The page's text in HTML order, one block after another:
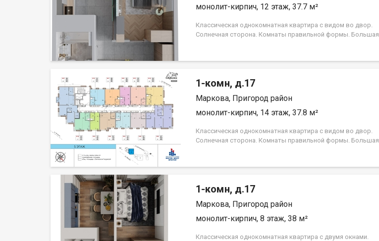
монолит-кирпич, 12 этаж, 37.7 м²
Классическая однокомнатная квартира с видом во двор.
Солнечная сторона. Комнаты правильной формы. Большая
1-комн, д.17
Маркова, Пригород район
монолит-кирпич, 14 этаж, 37.8 м²
Классическая однокомнатная квартира с видом во двор.
Солнечная сторона. Комнаты правильной формы. Большая
1-комн, д.17
Маркова, Пригород район
монолит-кирпич, 8 этаж, 38 м²
Классическая однокомнатная квартира с двумя окнами.